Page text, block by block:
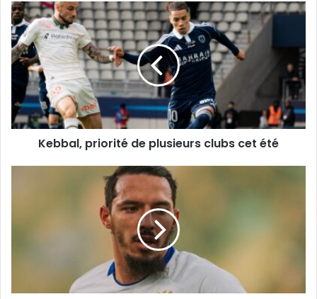
Kebbal,
priorité
de
plusieurs
clubs
été
Kebbal, priorité de plusieurs clubs cet été